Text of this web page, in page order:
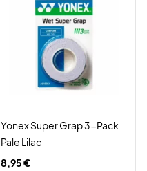
Yonex Super Grap 3-Pack
Pale Lilac
8,95 €